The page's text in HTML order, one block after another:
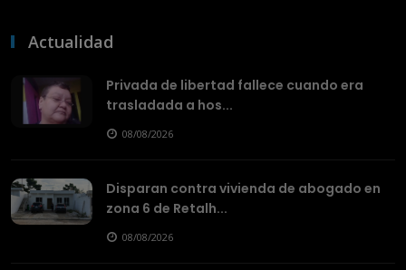
Actualidad
Privada de libertad fallece cuando era
trasladada a hos...
08/08/2026
Disparan contra vivienda de abogado en
zona 6 de Retalh...
08/08/2026